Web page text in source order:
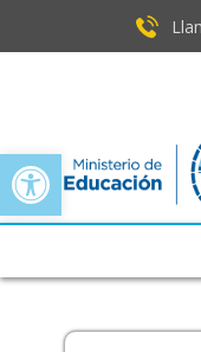
Open